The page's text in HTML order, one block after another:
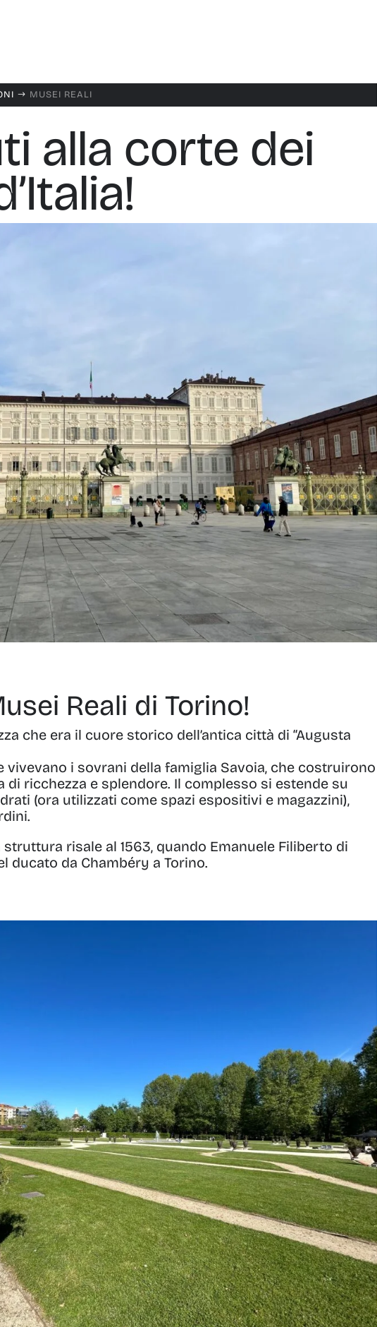
$ MUSEI REALI
alla corte dei
Reali di Torino!
che era il cuore storico dell’antica città di “Augusta
vivevano i sovrani della famiglia Savoia, che costruirono
di ricchezza e splendore. Il complesso si estende su
(ora utilizzati come spazi espositivi e magazzini),
struttura risale al 1563, quando Emanuele Filiberto di
ducato da Chambéry a Torino.